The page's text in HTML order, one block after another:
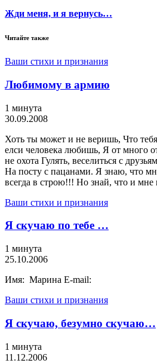
Жди меня, и я вернусь…
Читайте также
Ваши стихи и признания
Любимому в армию
1 минута
30.09.2008
Хоть ты может и не веришь, Что
елси человека любишь, Я от много
не охота Гулять, веселиться с
На посту с пацанами. Я знаю, что
всегда в строю!!! Но знай, что и
Ваши стихи и признания
Я скучаю по тебе …
1 минута
25.10.2006
Имя: Марина E-mail:
Ваши стихи и признания
Я скучаю, безумно скучаю…
1 минута
11.12.2006